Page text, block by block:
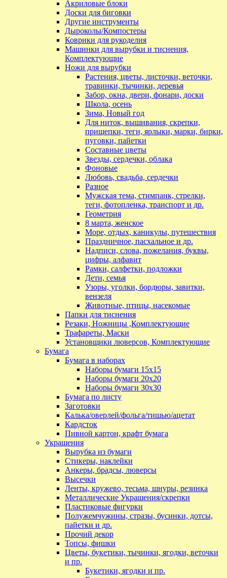
Акриловые блоки
Доски для биговки
Другие инструменты
Дыроколы/Компостеры
Коврики для рукоделия
Машинки для вырубки и тиснения,
Комплектующие
Ножи для вырубки
Растения, цветы, листочки, веточки,
травинки, тычинки, деревья
Забор, окна, двери, фонари, доски
Школа, осень
Зима, Новый год
Для ниток, вышивания, скрепки,
прищепки, теги, ярлыки, марки, бирки,
пуговки, пайетки
Составные цветы
Звезды, сердечки, облака
Фоновые
Любовь, свадьба, сердечки
Разное
Мужская тема, стимпанк, стрелки,
теги, фотопленка, транспорт и др.
Геометрия
8 марта, женское
Море, отдых, каникулы, путешествия
Праздничное, пасхальное и др.
Надписи, слова, пожелания, буквы,
цифры, алфавит
Рамки, салфетки, подложки
Дети, семья
Узоры, уголки, бордюры, завитки,
вензеля
Животные, птицы, насекомые
Папки для тиснения
Резаки, Ножницы ,Комплектующие
Трафареты, Маски
Установщики люверсов, Комплектующие
Бумага
Бумага в наборах
Наборы бумаги 15х15
Наборы бумаги 20х20
Наборы бумаги 30х30
Бумага по листу
Заготовки
Калька/оверлей/фольга/тишью/ацетат
Кардсток
Пивной картон, крафт бумага
Украшения
Вырубка из бумаги
Стикеры, наклейки
Анкеры, брадсы, люверсы
Высечки
Ленты, кружево, тесьма, шнуры, резинка
Металлические Украшения/скрепки
Пластиковые фигурки
Полужемчужины, стразы, бусинки, дотсы,
пайетки и др.
Прочий декор
Топсы, фишки
Цветы, букетики, тычинки, ягодки, веточки
и пр.
Букетики, ягодки и пр.